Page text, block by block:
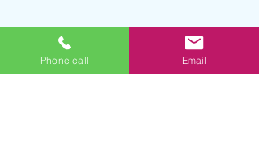
Phone call Email